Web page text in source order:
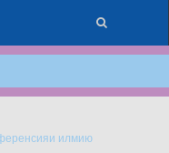
илмию